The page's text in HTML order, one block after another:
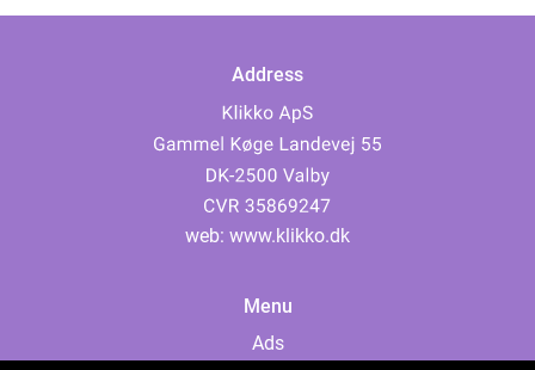
Address
web: www.klikko.dk
Menu
Ads